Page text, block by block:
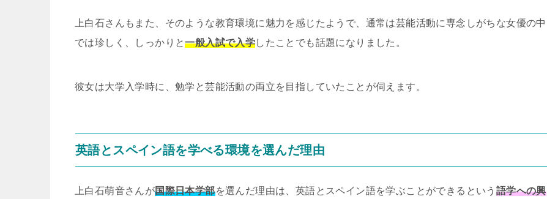
上白石さんもまた、そのような教育環境に魅力を感じたようで、通常は芸能活動に専念しがちな女優の中
では珍しく、しっかりと一般入試で入学したことでも話題になりました。
彼女は大学入学時に、勉学と芸能活動の両立を目指していたことが伺えます。
英語とスペイン語を学べる環境を選んだ理由
上白石萌音さんが国際日本学部を選んだ理由は、英語とスペイン語を学ぶことができるという 語学への興